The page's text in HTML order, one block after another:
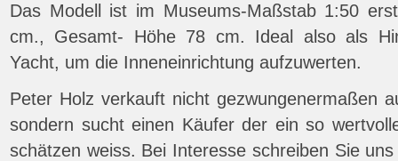
Das Modell ist im Museums-Maßstab 1:50
cm., Gesamt- Höhe 78 cm. Ideal also als
Yacht, um die Inneneinrichtung aufzuwerten.
Peter Holz verkauft nicht gezwungenermaßen
sondern sucht einen Käufer der ein so
schätzen weiss. Bei Interesse schreiben Sie